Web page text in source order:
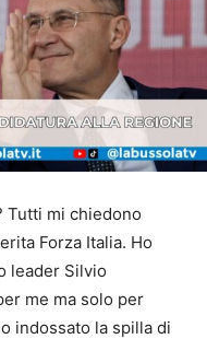
Tutti mi chiedono
Forza Italia. Ho
leader Silvio
me ma solo per
indossato la spilla di